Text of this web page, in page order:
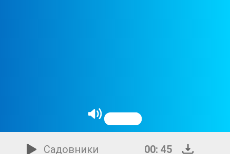
Садовники
00: 45